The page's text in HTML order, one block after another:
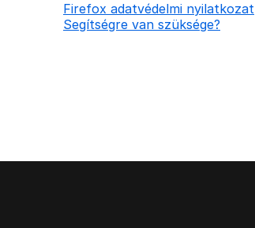
Firefox adatvédelmi nyilatkozat
Segítségre van szüksége?